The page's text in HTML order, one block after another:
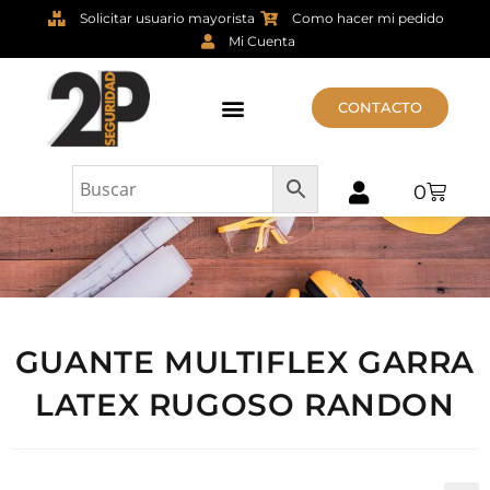
Solicitar usuario mayorista
Como hacer mi pedido
Mi Cuenta
CONTACTO
0
GUANTE MULTIFLEX GARRA
LATEX RUGOSO RANDON